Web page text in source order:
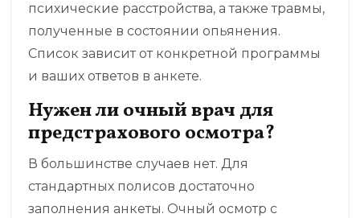
психические расстройства, а также травмы,
полученные в состоянии опьянения.
Список зависит от конкретной программы
и ваших ответов в анкете.
Нужен ли очный врач для
предстрахового осмотра?
В большинстве случаев нет. Для
стандартных полисов достаточно
заполнения анкеты. Очный осмотр с